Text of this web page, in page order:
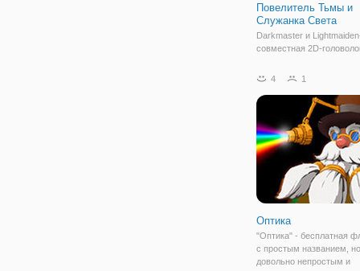
Повелитель Тьмы и
Служанка Света
Darkmaster и
совместная 2D-
серией Fireboy и
Мастеру и Служанке
путешествии по
негостеприимному
полному трюков и
4 1
Оптика
"Оптика" - бесплатная
с простым названием,
довольно непростым и